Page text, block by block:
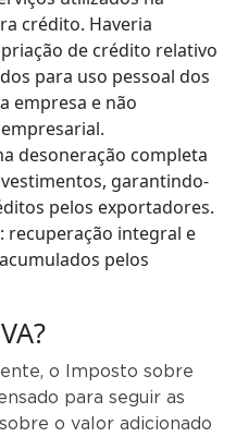
crédito. Haveria
de crédito relativo
para uso pessoal dos
empresa e não
desoneração completa
garantindo-
pelos exportadores.
: recuperação integral e
pelos
o Imposto sobre
para seguir as
o valor adicionado